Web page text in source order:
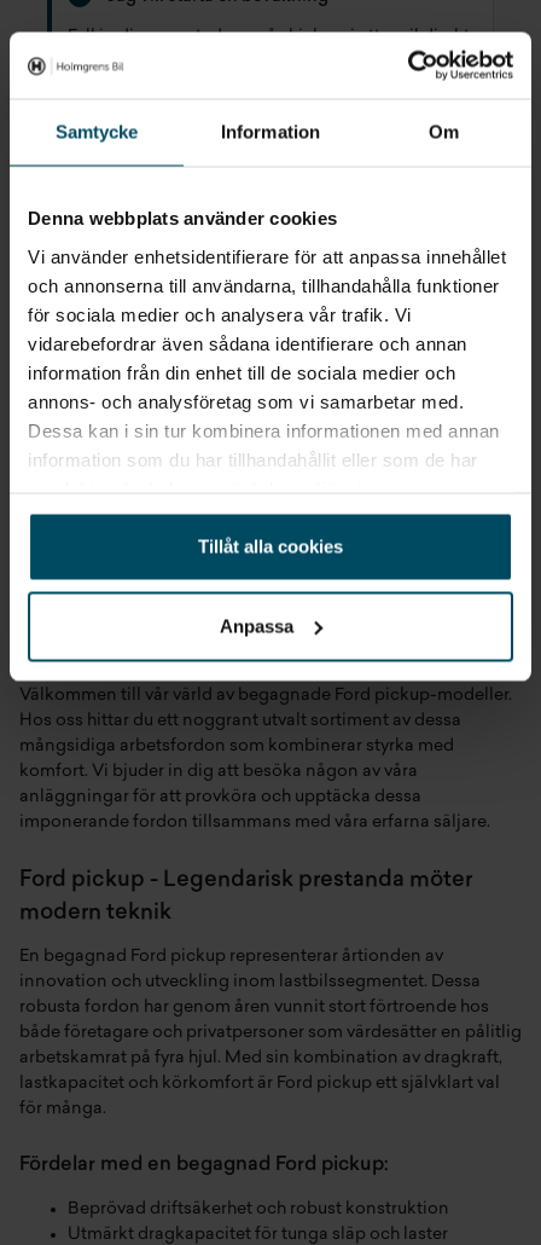
Samtycke Information Om
Denna webbplats använder cookies
Vi använder enhetsidentifierare för att anpassa innehållet
och annonserna till användarna, tillhandahålla funktioner
för sociala medier och analysera vår trafik. Vi
vidarebefordrar även sådana identifierare och annan
information från din enhet till de sociala medier och
annons- och analysföretag som vi samarbetar med.
Dessa kan i sin tur kombinera informationen med annan
information som du har tillhandahållit eller som de har
Tillåt alla cookies
Anpassa
Fyll in din e-postadress så skickar vi ett mail direkt
när vi får in fordon som motsvarar din sökning.
E-POST
Alla personuppgifter som skickas in till Holmgrens kommer att
(GDPR).Härkan du läsa mer om hur vi behandlar dina
personuppgifter.
Snabblänkar
Begagnad Ford pickup -
kraftfull arbetskamrat med
amerikansk charm
Välkommen till vår värld av begagnade Ford pickup-modeller.
Hos oss hittar du ett noggrant utvalt sortiment av dessa
mångsidiga arbetsfordon som kombinerar styrka med
komfort. Vi bjuder in dig att besöka någon av våra
anläggningar för att provköra och upptäcka dessa
imponerande fordon tillsammans med våra erfarna säljare.
Ford pickup - Legendarisk prestanda möter
modern teknik
En begagnad Ford pickup representerar årtionden av
innovation och utveckling inom lastbilssegmentet. Dessa
robusta fordon har genom åren vunnit stort förtroende hos
både företagare och privatpersoner som värdesätter en pålitlig
arbetskamrat på fyra hjul. Med sin kombination av dragkraft,
lastkapacitet och körkomfort är Ford pickup ett självklart val
för många.
Fördelar med en begagnad Ford pickup:
Beprövad driftsäkerhet och robust konstruktion
Utmärkt dragkapacitet för tunga släp och laster